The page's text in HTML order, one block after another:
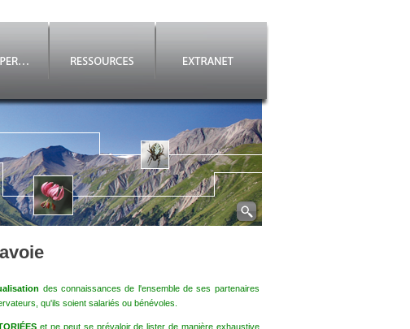
des connaissances de l'ensemble de ses partenaires
qu'ils soient salariés ou bénévoles.
et ne peut se prévaloir de lister de manière exhaustive